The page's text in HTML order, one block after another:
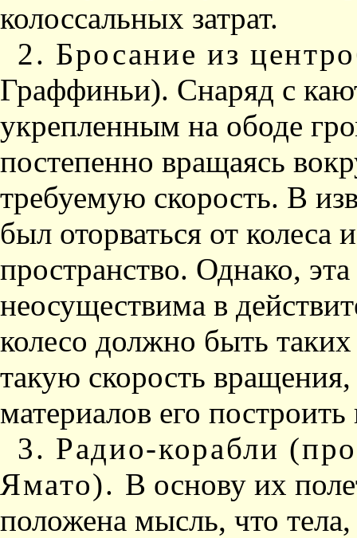
колоссальных затрат.
2. Бросание из
Граффиньи). Снаряд с
укрепленным на ободе
постепенно вращаясь
требуемую скорость. В
был оторваться от колеса
пространство. Однако,
неосуществима в
колесо должно быть
такую скорость
материалов его по­строить
3. Радио-корабли
Ямато). В основу их
положена мысль, что тела,